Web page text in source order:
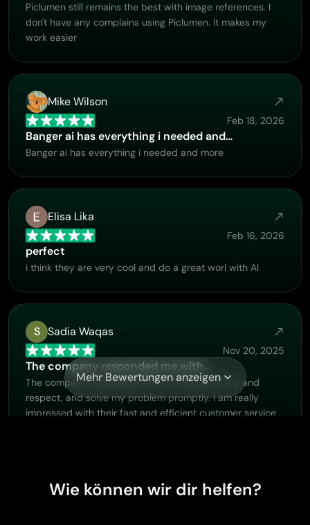
Piclumen still remains the best with image references. I
don't have any complains using Piclumen. It makes my
work easier
Mike Wilson
Feb 18, 2026
Banger ai has everything i needed and…
Banger ai has everything i needed and more
Elisa Lika
Feb 16, 2026
perfect
i think they are very cool and do a great worl with AI
S Sadia Waqas
Nov 20, 2025
The company responded me with…
The company responded me with responsibility and
respect, and solve my problem promptly. I am really
impressed with their fast and efficient customer service
Hazard Lion
Mehr Bewertungen anzeigen
Wie können wir dir helfen?